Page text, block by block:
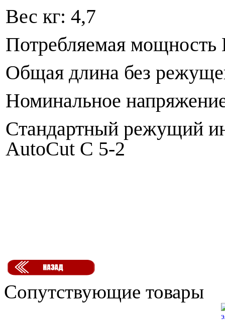
Вес кг: 4,7
Потребляемая мощность
Общая длина без
Номинальное
Стандартный режущий
AutoCut C 5-2
Сопутствующие товары